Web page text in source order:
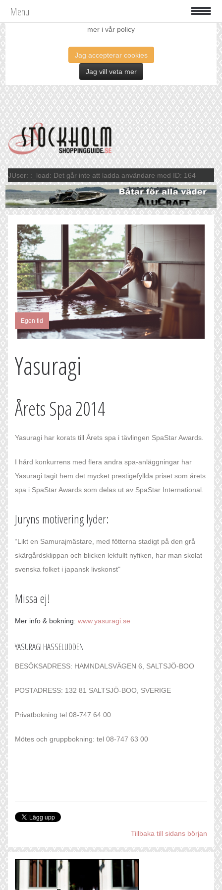
Vi använder oss av cookies för att förbättra din upplevelse. Läs
mer i vår policy
Jag accepterar cookies
Jag vill veta mer
Menu
JUser: :_load: Det går inte att ladda användare med ID: 164
Egen tid
Yasuragi
Årets Spa 2014
Yasuragi har korats till Årets spa i tävlingen SpaStar Awards.
I hård konkurrens med flera andra spa-anläggningar har
Yasuragi tagit hem det mycket prestigefyllda priset som årets
spa i SpaStar Awards som delas ut av SpaStar International.
Juryns motivering lyder:
“Likt en Samurajmästare, med fötterna stadigt på den grå
skärgårdsklippan och blicken lekfullt nyfiken, har man skolat
svenska folket i japansk livskonst"
Missa ej!
Mer info & bokning: www.yasuragi.se
YASURAGI HASSELUDDEN
BESÖKSADRESS: HAMNDALSVÄGEN 6, SALTSJÖ-BOO
POSTADRESS: 132 81 SALTSJÖ-BOO, SVERIGE
Privatbokning tel 08-747 64 00
Mötes och gruppbokning: tel 08-747 63 00
Tillbaka till sidans början